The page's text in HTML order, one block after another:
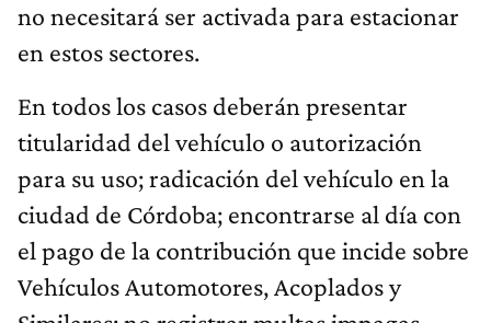
no necesitará ser activada para estacionar
en estos sectores.
En todos los casos deberán presentar
titularidad del vehículo o autorización
para su uso; radicación del vehículo en la
ciudad de Córdoba; encontrarse al día con
el pago de la contribución que incide sobre
Vehículos Automotores, Acoplados y